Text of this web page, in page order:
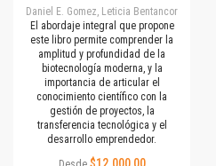
Daniel E. Gomez, Leticia Bentancor
El abordaje integral que propone
este libro permite comprender la
amplitud y profundidad de la
biotecnología moderna, y la
importancia de articular el
conocimiento científico con la
gestión de proyectos, la
transferencia tecnológica y el
desarrollo emprendedor.